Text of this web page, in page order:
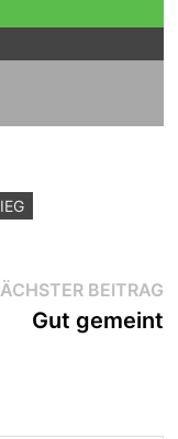
BEITRAG
Gut gemeint